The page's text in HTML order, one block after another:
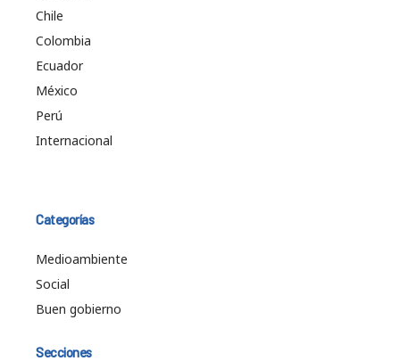
Chile
Colombia
Ecuador
México
Perú
Internacional
Categorías
Medioambiente
Social
Buen gobierno
Secciones